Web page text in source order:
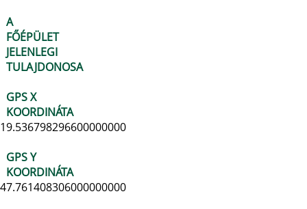
A
FŐÉPÜLET
JELENLEGI
TULAJDONOSA
GPS X
KOORDINÁTA
19.536798296600000000
GPS Y
KOORDINÁTA
47.761408306000000000